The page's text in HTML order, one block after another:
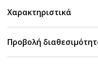
Χαρακτηριστικά
Προβολή